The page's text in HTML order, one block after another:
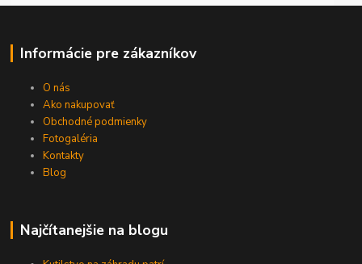
Informácie pre zákazníkov
O nás
Ako nakupovať
Obchodné podmienky
Fotogaléria
Kontakty
Blog
Najčítanejšie na blogu